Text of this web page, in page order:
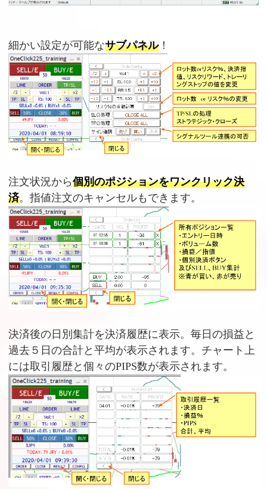
細かい設定が可能なサブパネル！
注文状況から個別のポジションをワンクリック決
済。指値注文のキャンセルもできます。
決済後の日別集計を決済履歴に表示。毎日の損益と
過去５日の合計と平均が表示されます。チャート上
には取引履歴と個々のPIPS数が表示されます。